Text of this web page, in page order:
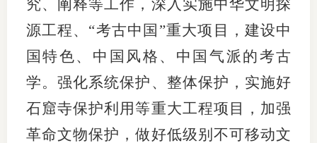
究、阐释等工作，深入实施中华文明探
源工程、“考古中国”重大项目，建设中
国特色、中国风格、中国气派的考古
学。强化系统保护、整体保护，实施好
石窟寺保护利用等重大工程项目，加强
革命文物保护，做好低级别不可移动文